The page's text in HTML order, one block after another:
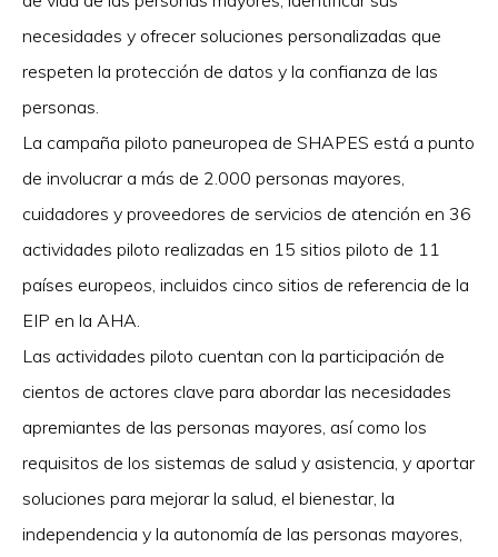
necesidades y ofrecer soluciones personalizadas que
respeten la protección de datos y la confianza de las
personas.
La campaña piloto paneuropea de SHAPES está a punto
de involucrar a más de 2.000 personas mayores,
cuidadores y proveedores de servicios de atención en 36
actividades piloto realizadas en 15 sitios piloto de 11
países europeos, incluidos cinco sitios de referencia de la
EIP en la AHA.
Las actividades piloto cuentan con la participación de
cientos de actores clave para abordar las necesidades
apremiantes de las personas mayores, así como los
requisitos de los sistemas de salud y asistencia, y aportar
soluciones para mejorar la salud, el bienestar, la
independencia y la autonomía de las personas mayores,